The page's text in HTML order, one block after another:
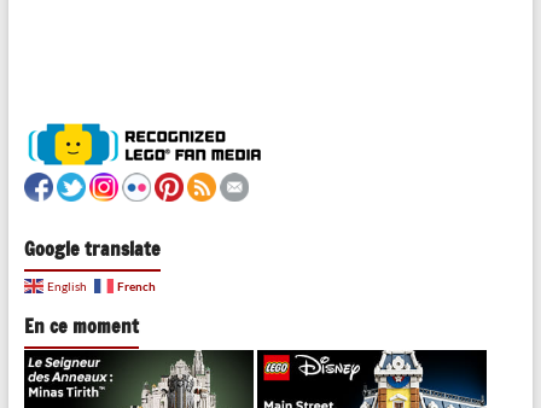
Google translate
English French
En ce moment